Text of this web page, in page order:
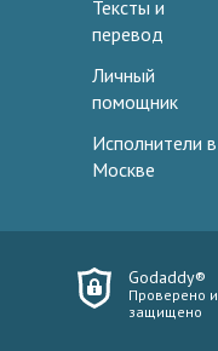
Тексты и
перевод
Личный
помощник
Исполнители в
Москве
Godaddy®
Проверено и
защищено